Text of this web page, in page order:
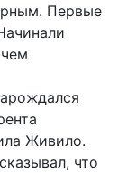
Первые
Живило.
что